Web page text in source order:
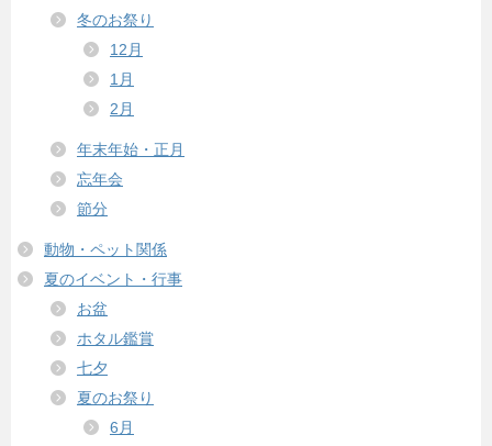
冬のお祭り
12月
1月
2月
年末年始・正月
忘年会
節分
動物・ペット関係
夏のイベント・行事
お盆
ホタル鑑賞
七夕
夏のお祭り
6月